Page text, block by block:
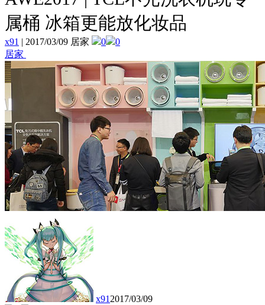
属桶 冰箱更能放化妆品
x91 | 2017/03/09 居家 0
0
居家
x912017/03/09